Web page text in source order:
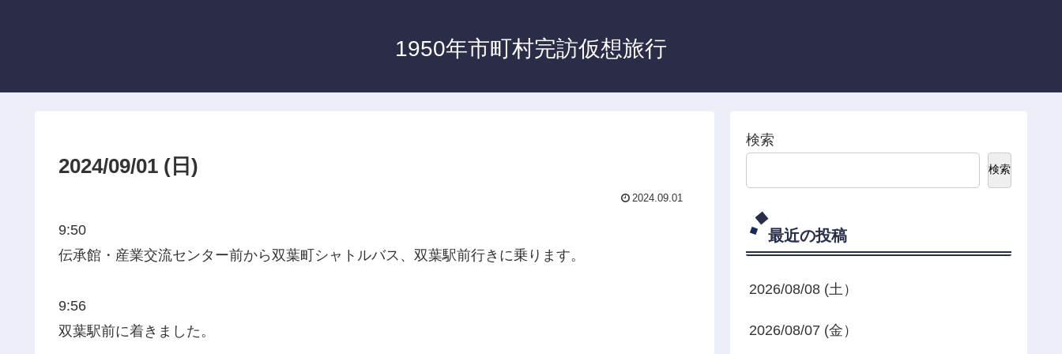
1950年市町村完訪仮想旅行
2024/09/01 (日)
2024.09.01
9:50
伝承館・産業交流センター前から双葉町シャトルバス、双葉駅前行きに乗ります。
9:56
双葉駅前に着きました。
検索
検索
最近の投稿
2026/08/08 (土）
2026/08/07 (金）